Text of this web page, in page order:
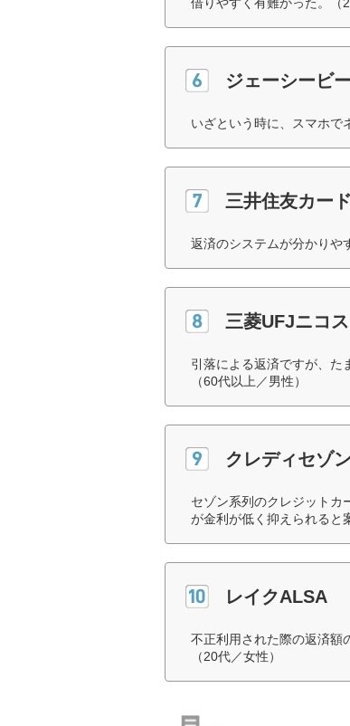
ジェーシービ
いざという時に、スマホで
三井住友カード
返済のシステムが分かりや
三菱UFJニコス
引落による返済ですが、た
（60代以上／男性）
クレディセゾン
セゾン系列のクレジットカ
が金利が低く抑えられると
レイクALSA
不正利用された際の返済額
（20代／女性）